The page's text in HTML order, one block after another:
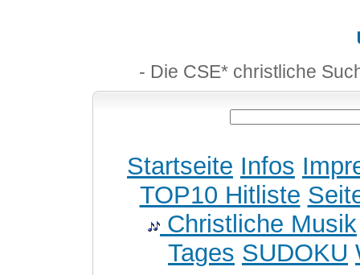
- Die CSE* christliche
Startseite Infos
TOP10 Hitliste
Christliche Musik
Tages SUDOKU